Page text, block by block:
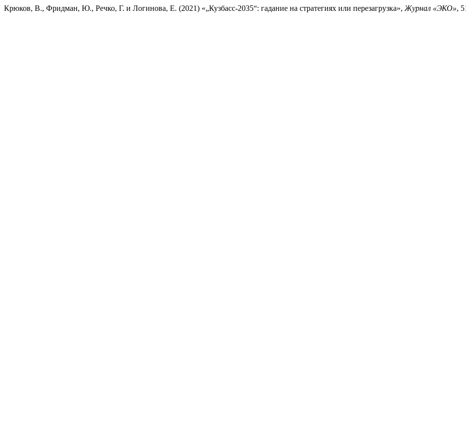
Крюков, В., Фридман, Ю., Речко, Г. и Логинова, Е. (2021) «„Кузбасс-2035“: гадание на стратегиях или перезагрузка», Журнал «ЭКО»,